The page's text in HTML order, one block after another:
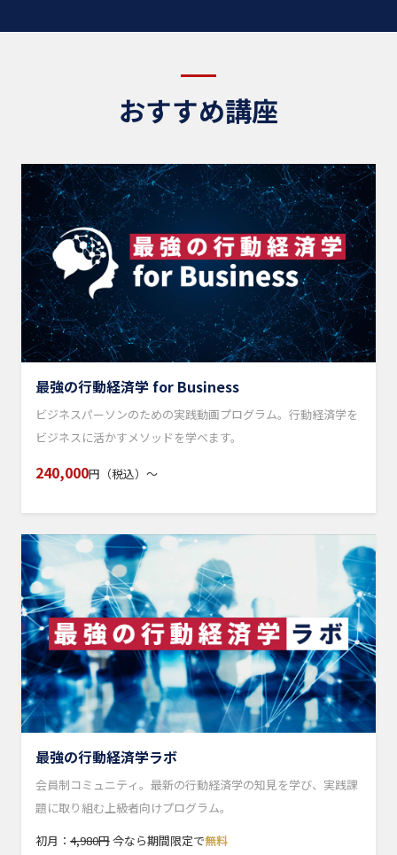
おすすめ講座
最強の行動経済学 for Business
ビジネスパーソンのための実践動画プログラム。行動経済学を
ビジネスに活かすメソッドを学べます。
240,000円（税込）〜
最強の行動経済学ラボ
会員制コミュニティ。最新の行動経済学の知見を学び、実践課
題に取り組む上級者向けプログラム。
初月：4,980円今なら期間限定で無料